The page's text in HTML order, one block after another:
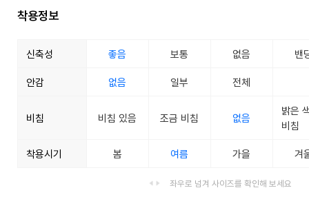
착용정보
신축성 좋음 보통 없음 밴
안감 없음 일부 전체
비침 비침 있음 조금 비침 없음
밝은
비침
착용시기 봄 여름 가을 겨
좌우로 넘겨 사이즈를 확인해 보세요